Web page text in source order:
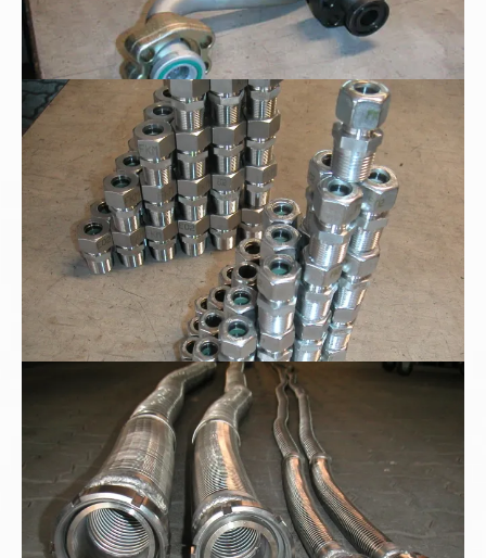
Edelstahl - Tauchrohrverschraubung
Metallschläuche mit Milchgewinde